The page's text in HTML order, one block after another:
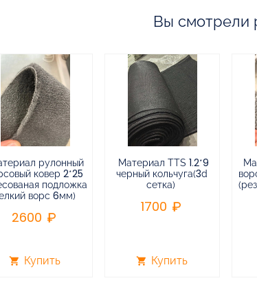
Вы смотрели
рулонный
ковер 2*25
подложка
ворс 6мм)
2600
shopping_cart Купить
Материал TTS 1.2*9
черный кольчуга(3d
сетка)
1700
shopping_cart Купить